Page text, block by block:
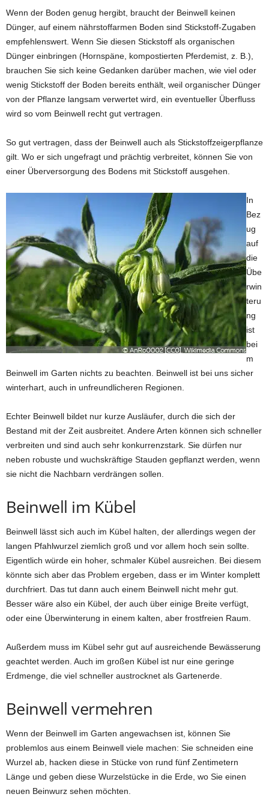
Wenn der Boden genug hergibt, braucht der Beinwell keinen
Dünger, auf einem nährstoffarmen Boden sind Stickstoff-Zugaben
empfehlenswert. Wenn Sie diesen Stickstoff als organischen
Dünger einbringen (Hornspäne, kompostierten Pferdemist, z. B.),
brauchen Sie sich keine Gedanken darüber machen, wie viel oder
wenig Stickstoff der Boden bereits enthält, weil organischer Dünger
von der Pflanze langsam verwertet wird, ein eventueller Überfluss
wird so vom Beinwell recht gut vertragen.
So gut vertragen, dass der Beinwell auch als Stickstoffzeigerpflanze
gilt. Wo er sich ungefragt und prächtig verbreitet, können Sie von
einer Überversorgung des Bodens mit Stickstoff ausgehen.
In
Bez
ug
auf
die
Übe
rwin
teru
ng
ist
bei
m
Beinwell im Garten nichts zu beachten. Beinwell ist bei uns sicher
winterhart, auch in unfreundlicheren Regionen.
Echter Beinwell bildet nur kurze Ausläufer, durch die sich der
Bestand mit der Zeit ausbreitet. Andere Arten können sich schneller
verbreiten und sind auch sehr konkurrenzstark. Sie dürfen nur
neben robuste und wuchskräftige Stauden gepflanzt werden, wenn
sie nicht die Nachbarn verdrängen sollen.
Beinwell im Kübel
Beinwell lässt sich auch im Kübel halten, der allerdings wegen der
langen Pfahlwurzel ziemlich groß und vor allem hoch sein sollte.
Eigentlich würde ein hoher, schmaler Kübel ausreichen. Bei diesem
könnte sich aber das Problem ergeben, dass er im Winter komplett
durchfriert. Das tut dann auch einem Beinwell nicht mehr gut.
Besser wäre also ein Kübel, der auch über einige Breite verfügt,
oder eine Überwinterung in einem kalten, aber frostfreien Raum.
Außerdem muss im Kübel sehr gut auf ausreichende Bewässerung
geachtet werden. Auch im großen Kübel ist nur eine geringe
Erdmenge, die viel schneller austrocknet als Gartenerde.
Beinwell vermehren
Wenn der Beinwell im Garten angewachsen ist, können Sie
problemlos aus einem Beinwell viele machen: Sie schneiden eine
Wurzel ab, hacken diese in Stücke von rund fünf Zentimetern
Länge und geben diese Wurzelstücke in die Erde, wo Sie einen
neuen Beinwurz sehen möchten.